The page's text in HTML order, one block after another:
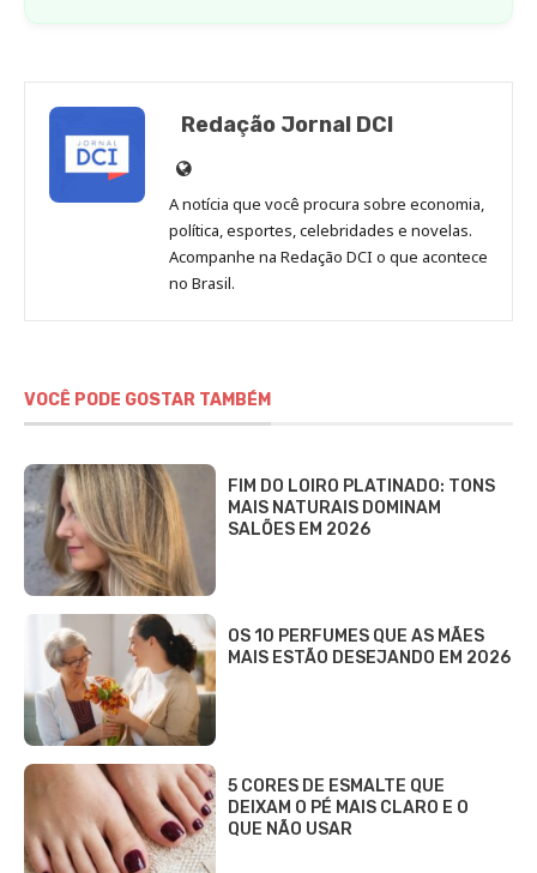
Redação Jornal DCI
Site
de
Redação
Jornal
DCI
A notícia que você procura sobre economia,
política, esportes, celebridades e novelas.
Acompanhe na Redação DCI o que acontece
no Brasil.
VOCÊ PODE GOSTAR TAMBÉM
FIM DO LOIRO PLATINADO: TONS
MAIS NATURAIS DOMINAM
SALÕES EM 2026
OS 10 PERFUMES QUE AS MÃES
MAIS ESTÃO DESEJANDO EM 2026
5 CORES DE ESMALTE QUE
DEIXAM O PÉ MAIS CLARO E O
QUE NÃO USAR